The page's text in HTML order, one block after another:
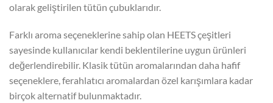
olarak geliştirilen tütün çubuklarıdır.
Farklı aroma seçeneklerine sahip olan HEETS çeşitleri
sayesinde kullanıcılar kendi beklentilerine uygun ürünleri
değerlendirebilir. Klasik tütün aromalarından daha hafif
seçeneklere, ferahlatıcı aromalardan özel karışımlara kadar
birçok alternatif bulunmaktadır.